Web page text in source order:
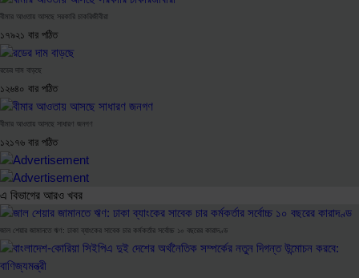
বীমার আওতায় আসছে সরকারি চাকরিজীবীরা
১৭৯২১ বার পঠিত
রডের দাম বাড়ছে
১২৬৪০ বার পঠিত
বীমার আওতায় আসছে সাধারণ জনগণ
১২১৭৬ বার পঠিত
এ বিভাগের আরও খবর
জাল শেয়ার জামানতে ঋণ: ঢাকা ব্যাংকের সাবেক চার কর্মকর্তার সর্বোচ্চ ১০ বছরের কারাদণ্ড